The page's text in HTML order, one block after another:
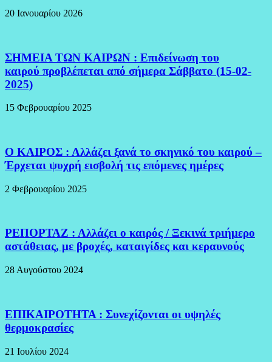
20 Ιανουαρίου 2026
ΣΗΜΕΙΑ ΤΩΝ ΚΑΙΡΩΝ : Επιδείνωση του
καιρού προβλέπεται από σήμερα Σάββατο (15-02-
2025)
15 Φεβρουαρίου 2025
Ο ΚΑΙΡΟΣ : Αλλάζει ξανά το σκηνικό του καιρού –
Έρχεται ψυχρή εισβολή τις επόμενες ημέρες
2 Φεβρουαρίου 2025
ΡΕΠΟΡΤΑΖ : Αλλάζει ο καιρός / Ξεκινά τριήμερο
αστάθειας, με βροχές, καταιγίδες και κεραυνούς
28 Αυγούστου 2024
ΕΠΙΚΑΙΡΟΤΗΤΑ : Συνεχίζονται οι υψηλές
θερμοκρασίες
21 Ιουλίου 2024